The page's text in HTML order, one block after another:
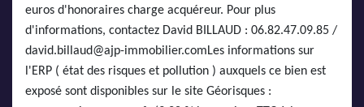
euros d'honoraires charge acquéreur. Pour plus
d'informations, contactez David BILLAUD : 06.82.47.09.85 /
david.billaud@ajp-immobilier.comLes informations sur
l'ERP ( état des risques et pollution ) auxquels ce bien est
exposé sont disponibles sur le site Géorisques :